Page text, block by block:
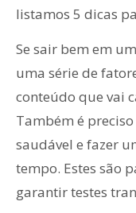
listamos 5 dicas
Se sair bem em
uma série de
conteúdo que vai
Também é
saudável e fazer
tempo. Estes são
garantir testes